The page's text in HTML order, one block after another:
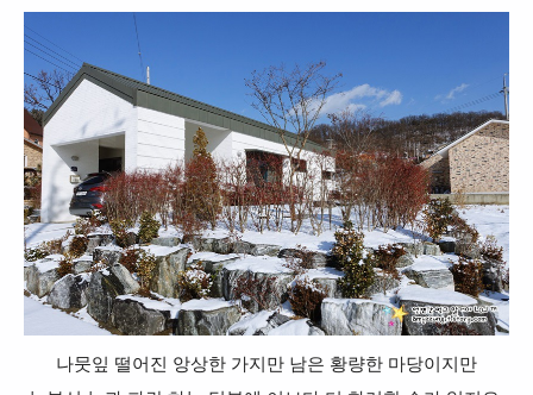
나뭇잎 떨어진 앙상한 가지만 남은 황량한 마당이지만